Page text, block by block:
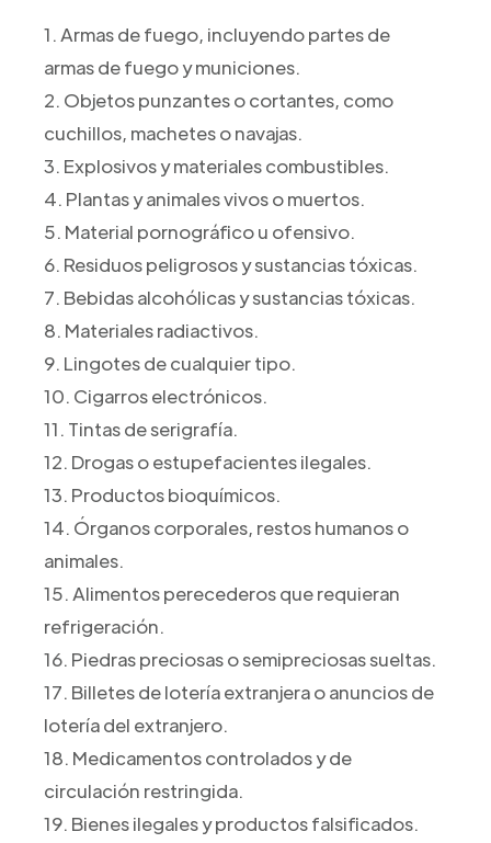
1. Armas de fuego, incluyendo partes de
armas de fuego y municiones.
2. Objetos punzantes o cortantes, como
cuchillos, machetes o navajas.
3. Explosivos y materiales combustibles.
4. Plantas y animales vivos o muertos.
5. Material pornográfico u ofensivo.
6. Residuos peligrosos y sustancias tóxicas.
7. Bebidas alcohólicas y sustancias tóxicas.
8. Materiales radiactivos.
9. Lingotes de cualquier tipo.
10. Cigarros electrónicos.
11. Tintas de serigrafía.
12. Drogas o estupefacientes ilegales.
13. Productos bioquímicos.
14. Órganos corporales, restos humanos o
animales.
15. Alimentos perecederos que requieran
refrigeración.
16. Piedras preciosas o semipreciosas sueltas.
17. Billetes de lotería extranjera o anuncios de
lotería del extranjero.
18. Medicamentos controlados y de
circulación restringida.
19. Bienes ilegales y productos falsificados.